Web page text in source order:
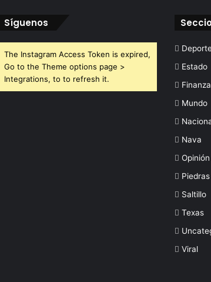
Síguenos
The Instagram Access Token is expired,
Go to the Theme options page >
Integrations, to to refresh it.
Estado
Mundo
Nava
Opinión
Saltillo
Texas
Viral